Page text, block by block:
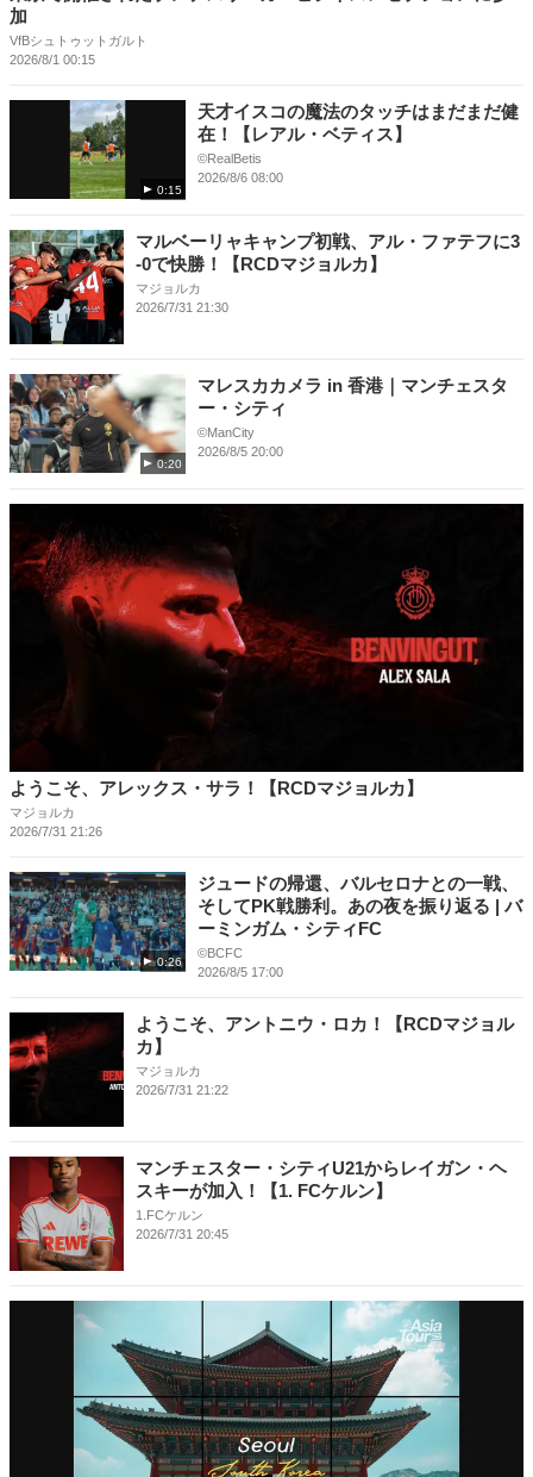
加
VfBシュトゥットガルト
2026/8/1 00:15
0:15
天才イスコの魔法のタッチはまだまだ健
在！【レアル・ベティス】
©RealBetis
2026/8/6 08:00
マルベーリャキャンプ初戦、アル・ファテフに3
-0で快勝！【RCDマジョルカ】
マジョルカ
2026/7/31 21:30
0:20
マレスカカメラ in 香港｜マンチェスタ
ー・シティ
©ManCity
2026/8/5 20:00
ようこそ、アレックス・サラ！【RCDマジョルカ】
マジョルカ
2026/7/31 21:26
0:26
ジュードの帰還、バルセロナとの一戦、
そしてPK戦勝利。あの夜を振り返る | バ
ーミンガム・シティFC
©BCFC
2026/8/5 17:00
ようこそ、アントニウ・ロカ！【RCDマジョル
カ】
マジョルカ
2026/7/31 21:22
マンチェスター・シティU21からレイガン・ヘ
スキーが加入！【1. FCケルン】
1.FCケルン
2026/7/31 20:45